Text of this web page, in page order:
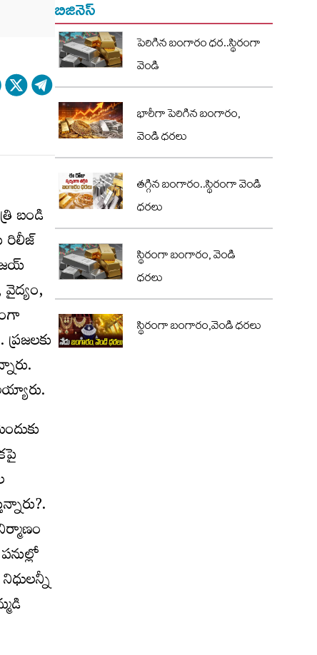
బండి
రిలీజ్
బిజినెస్
పెరిగిన బంగారం ధర..స్థిరంగా
వెండి
భారీగా పెరిగిన బంగారం,
వెండి ధరలు
తగ్గిన బంగారం..స్థిరంగా వెండి
ధరలు
స్థిరంగా బంగారం, వెండి
ధరలు
స్థిరంగా బంగారం,వెండి ధరలు